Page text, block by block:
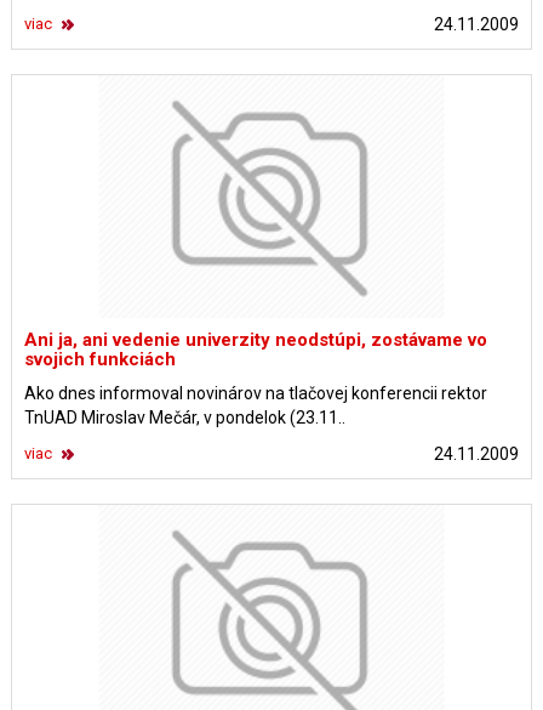
24.11.2009
viac
Ani ja, ani vedenie univerzity neodstúpi, zostávame vo
svojich funkciách
Ako dnes informoval novinárov na tlačovej konferencii rektor
TnUAD Miroslav Mečár, v pondelok (23.11..
24.11.2009
viac